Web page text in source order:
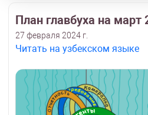
План главбуха на март
27 февраля 2024 г.
Читать на узбекском языке